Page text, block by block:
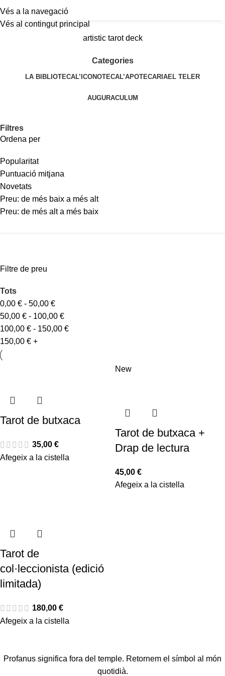
Vés a la navegació
Vés al contingut principal
artistic tarot deck
Categories
LA BIBLIOTECAL’ICONOTECAL’APOTECARIAEL TELER
AUGURACULUM
Filtres
Ordena per
Popularitat
Puntuació mitjana
Novetats
Preu: de més baix a més alt
Preu: de més alt a més baix
Filtre de preu
Tots
0,00 € - 50,00 €
50,00 € - 100,00 €
100,00 € - 150,00 €
150,00 € +
Tarot de butxaca
35,00 €
Afegeix a la cistella
New
Tarot de butxaca +
Drap de lectura
45,00 €
Afegeix a la cistella
Tarot de
col·leccionista (edició
limitada)
180,00 €
Afegeix a la cistella
Profanus significa fora del temple. Retornem el símbol al món
quotidià.